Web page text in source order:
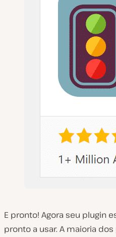
E pronto! Agora seu plugin
pronto a usar. A maioria